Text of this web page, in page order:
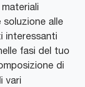
alle
interessanti
fasi del tuo
di
vari